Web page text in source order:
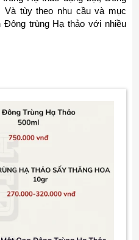
tùy theo nhu cầu và mục
trùng Hạ thảo với nhiều